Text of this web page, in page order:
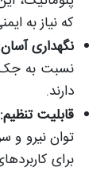
که نیاز به
نگهداری
نسبت به جک
دارند.
قابلیت تنظیم:
توان نیرو و
برای